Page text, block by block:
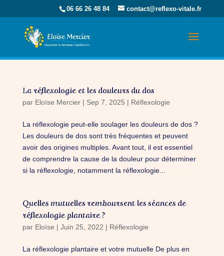
06 66 26 48 84 contact@reflexo-vitale.fr
La réflexologie et les douleurs du dos
par Eloïse Mercier| Sep 7, 2025 | Réflexologie
La réflexologie peut-elle soulager les douleurs de dos ?
Les douleurs de dos sont très fréquentes et peuvent
avoir des origines multiples. Avant tout, il est essentiel
de comprendre la cause de la douleur pour déterminer
si la réflexologie, notamment la réflexologie...
Quelles mutuelles remboursent les séances de
réflexologie plantaire ?
par Eloïse | Juin 25, 2022 | Réflexologie
La réflexologie plantaire et votre mutuelle De plus en